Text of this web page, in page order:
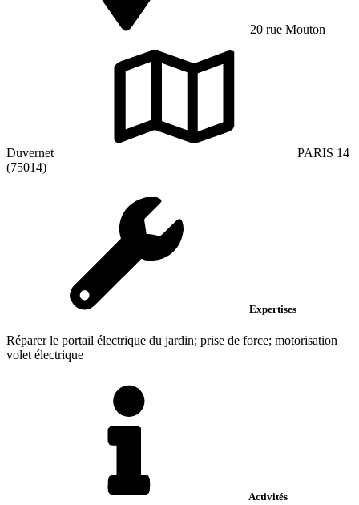
20 rue Mouton
Duvernet
PARIS 14
(75014)
Expertises
Réparer le portail électrique du jardin; prise de force; motorisation
volet électrique
Activités